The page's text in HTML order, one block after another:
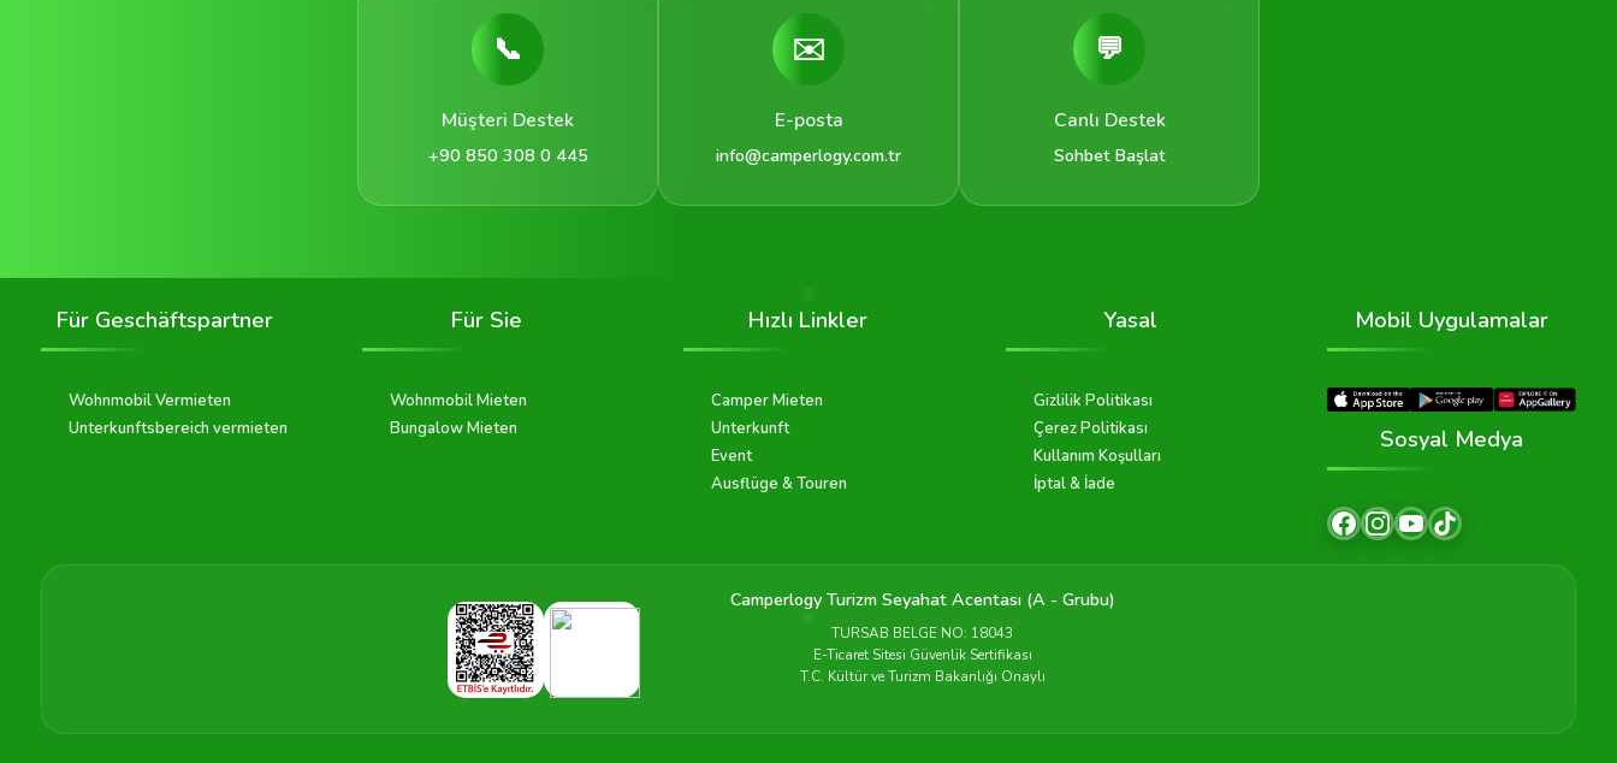
📞
Müşteri Destek
+90 850 308 0 445
✉️
E-posta
info@camperlogy.com.tr
💬
Canlı Destek
Sohbet Başlat
Für Geschäftspartner
Wohnmobil Vermieten
Unterkunftsbereich vermieten
Für Sie
Wohnmobil Mieten
Bungalow Mieten
Hızlı Linkler
Camper Mieten
Unterkunft
Event
Ausflüge & Touren
Yasal
Gizlilik Politikası
Çerez Politikası
Kullanım Koşulları
İptal & İade
Mobil Uygulamalar
Sosyal Medya
Camperlogy Turizm Seyahat Acentası (A - Grubu)
TURSAB BELGE NO: 18043
E-Ticaret Sitesi Güvenlik Sertifikası
T.C. Kültür ve Turizm Bakanlığı Onaylı